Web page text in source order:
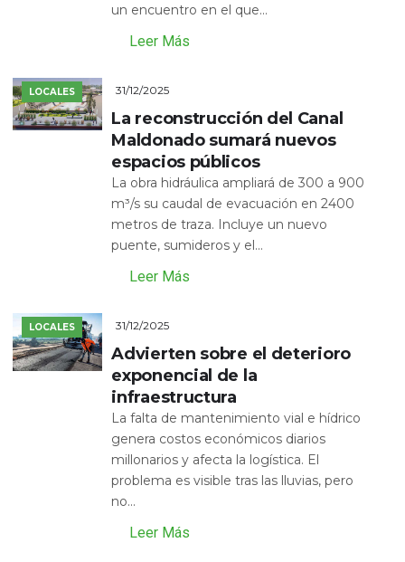
un encuentro en el que...
Leer Más
LOCALES 31/12/2025
La reconstrucción del Canal
Maldonado sumará nuevos
espacios públicos
La obra hidráulica ampliará de 300 a 900
m³/s su caudal de evacuación en 2400
metros de traza. Incluye un nuevo
puente, sumideros y el...
Leer Más
LOCALES 31/12/2025
Advierten sobre el deterioro
exponencial de la
infraestructura
La falta de mantenimiento vial e hídrico
genera costos económicos diarios
millonarios y afecta la logística. El
problema es visible tras las lluvias, pero
no...
Leer Más